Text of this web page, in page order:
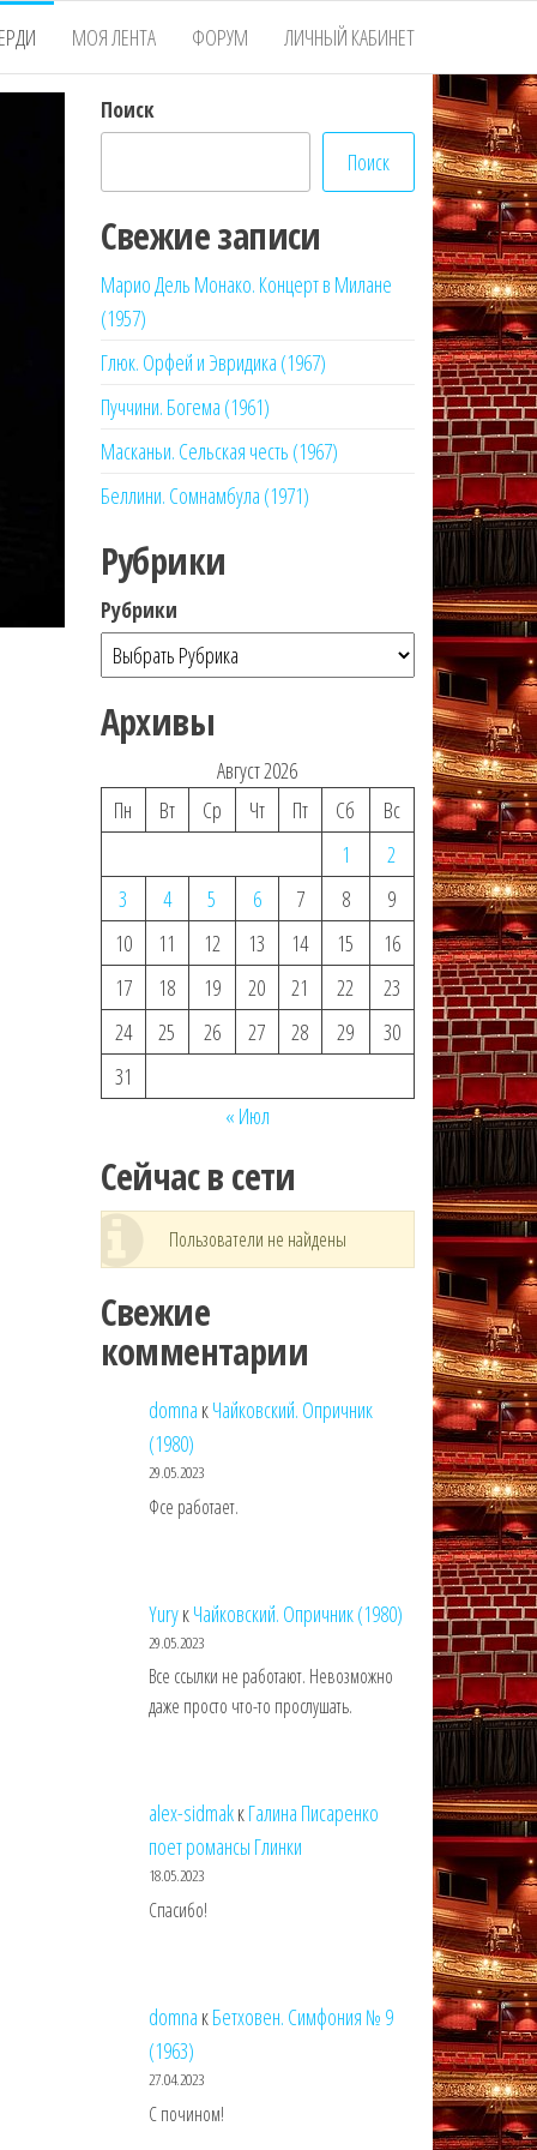
МОЯ ЛЕНТА ФОРУМ ЛИЧНЫЙ КАБИНЕТ
Поиск
Поиск
Свежие записи
Марио Дель Монако. Концерт в Милане
(1957)
Глюк. Орфей и Эвридика (1967)
Пуччини. Богема (1961)
Масканьи. Сельская честь (1967)
Беллини. Сомнамбула (1971)
Рубрики
Рубрики
Архивы
Август 2026
Пн
Вт Ср Чт Пт Сб
Вс
1
2
3
4 5 6 7 8
9
10
11 12 13 14 15
16
17
18 19 20 21 22
23
24
25 26 27 28 29
30
31
« Июл
Сейчас в сети
Пользователи не найдены
Свежие
комментарии
domna кЧайковский. Опричник
(1980)
29.05.2023
Фсе работает.
YuryкЧайковский. Опричник (1980)
29.05.2023
Все ссылки не работают. Невозможно
даже просто что-то прослушать.
alex-sidmakкГалина Писаренко
поет романсы Глинки
18.05.2023
Спасибо!
domna кБетховен. Симфония № 9
(1963)
27.04.2023
С почином!